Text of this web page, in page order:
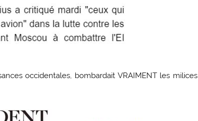
occidentales, bombardait VRAIMENT les milices